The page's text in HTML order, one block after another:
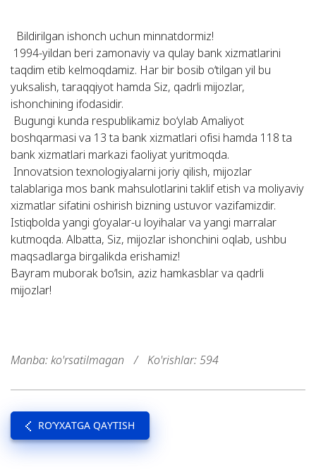
Bildirilgan ishonch uchun minnatdormiz!
1994-yildan beri zamonaviy va qulay bank xizmatlarini
taqdim etib kelmoqdamiz. Har bir bosib o‘tilgan yil bu
yuksalish, taraqqiyot hamda Siz, qadrli mijozlar,
ishonchining ifodasidir.
Bugungi kunda respublikamiz bo‘ylab Amaliyot
boshqarmasi va 13 ta bank xizmatlari ofisi hamda 118 ta
bank xizmatlari markazi faoliyat yuritmoqda.
Innovatsion texnologiyalarni joriy qilish, mijozlar
talablariga mos bank mahsulotlarini taklif etish va moliyaviy
xizmatlar sifatini oshirish bizning ustuvor vazifamizdir.
Istiqbolda yangi g‘oyalar-u loyihalar va yangi marralar
kutmoqda. Albatta, Siz, mijozlar ishonchini oqlab, ushbu
maqsadlarga birgalikda erishamiz!
Bayram muborak bo‘lsin, aziz hamkasblar va qadrli
mijozlar! ‍
Manba: ko'rsatilmagan / Ko'rishlar: 594
RO’YXATGA QAYTISH